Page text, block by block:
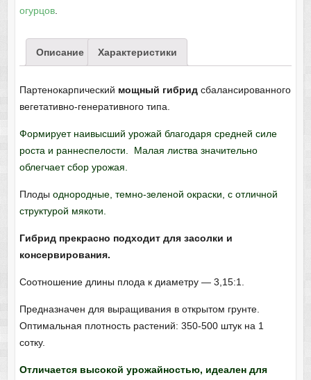
огурцов.
Описание Характеристики
Партенокарпический мощный гибридсбалансированного
вегетативно-генеративного типа.
Формирует наивысший урожай благодаря средней силе
роста и раннеспелости. Малая листва значительно
облегчает сбор урожая.
Плоды однородные, темно-зеленой окраски, с отличной
структурой мякоти.
Гибрид прекрасно подходит для засолки и
консервирования.
Соотношение длины плода к диаметру — 3,15:1.
Предназначен для выращивания в открытом грунте.
Оптимальная плотность растений: 350-500 штук на 1
сотку.
Отличается высокой урожайностью, идеален для